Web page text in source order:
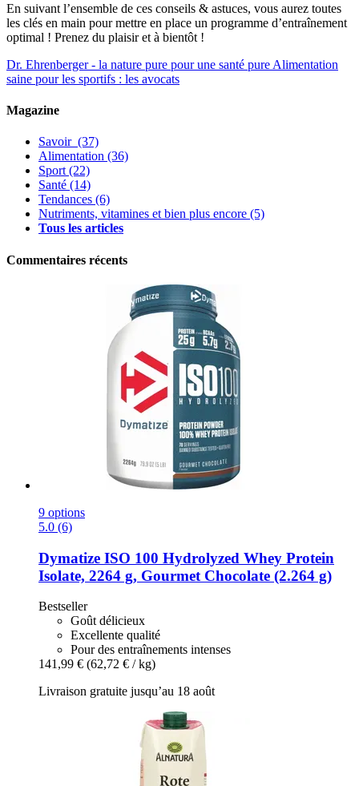
En suivant l’ensemble de ces conseils & astuces, vous aurez toutes
les clés en main pour mettre en place un programme d’entraînement
optimal ! Prenez du plaisir et à bientôt !
Dr. Ehrenberger - la nature pure pour une santé pure Alimentation
saine pour les sportifs : les avocats
Magazine
Savoir (37)
Alimentation (36)
Sport(22)
Santé (14)
Tendances (6)
Nutriments, vitamines et bien plus encore (5)
Tous les articles
Commentaires récents
9 options
5.0 (6)
Dymatize ISO 100 Hydrolyzed Whey Protein
Isolate, 2264 g, Gourmet Chocolate (2.264 g)
Bestseller
Goût délicieux
Excellente qualité
Pour des entraînements intenses
141,99 € (62,72 € / kg)
Livraison gratuite jusqu’au 18 août